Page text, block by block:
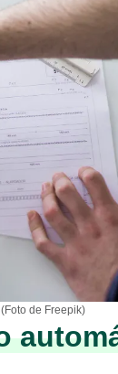
de Freepik)